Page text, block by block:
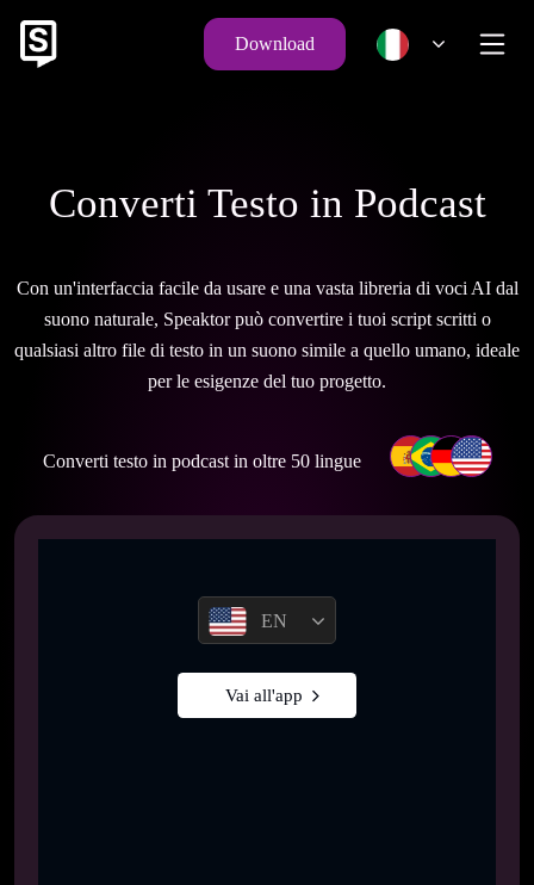
Download
Converti Testo in Podcast
Con un'interfaccia facile da usare e una vasta libreria di voci AI dal
suono naturale, Speaktor può convertire i tuoi script scritti o
qualsiasi altro file di testo in un suono simile a quello umano, ideale
per le esigenze del tuo progetto.
Converti testo in podcast in oltre 50 lingue
EN
Vai all'app